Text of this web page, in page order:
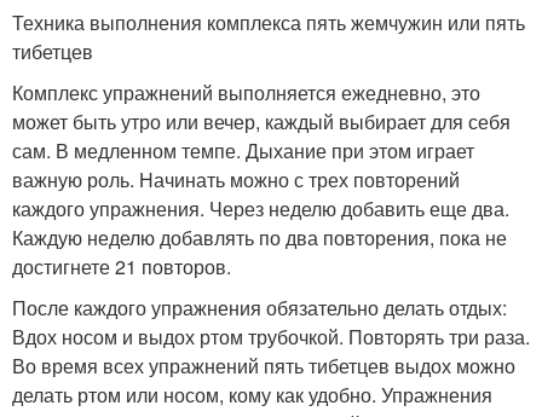
Техника выполнения комплекса пять жемчужин или пять
тибетцев
Комплекс упражнений выполняется ежедневно, это
может быть утро или вечер, каждый выбирает для себя
сам. В медленном темпе. Дыхание при этом играет
важную роль. Начинать можно с трех повторений
каждого упражнения. Через неделю добавить еще два.
Каждую неделю добавлять по два повторения, пока не
достигнете 21 повторов.
После каждого упражнения обязательно делать отдых:
Вдох носом и выдох ртом трубочкой. Повторять три раза.
Во время всех упражнений пять тибетцев выдох можно
делать ртом или носом, кому как удобно. Упражнения